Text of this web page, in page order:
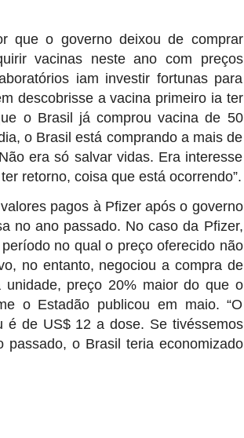
que o governo deixou de comprar
vacinas neste ano com preços
iam investir fortunas para
descobrisse a vacina primeiro ia ter
o Brasil já comprou vacina de 50
o Brasil está comprando a mais de
era só salvar vidas. Era interesse
retorno, coisa que está ocorrendo”.
pagos à Pfizer após o governo
no ano passado. No caso da Pfizer,
no qual o preço oferecido não
no entanto, negociou a compra de
preço 20% maior do que o
o Estadão publicou em maio. “O
é de US$ 12 a dose. Se tivéssemos
o Brasil teria economizado